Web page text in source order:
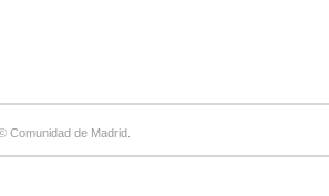
Comunidad de Madrid.